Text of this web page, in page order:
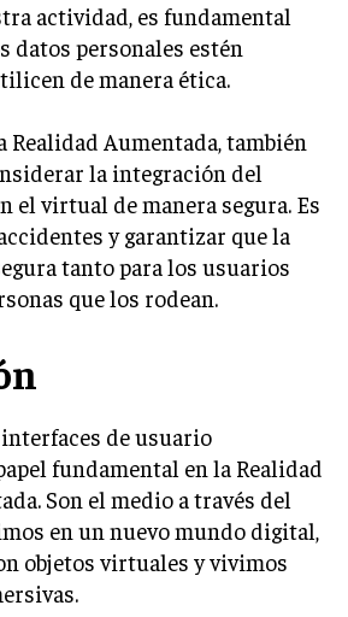
actividad, es fundamental
datos personales estén
de manera ética.
Realidad Aumentada, también
la integración del
el virtual de manera segura. Es
y garantizar que la
tanto para los usuarios
que los rodean.
de usuario
fundamental en la Realidad
Son el medio a través del
en un nuevo mundo digital,
objetos virtuales y vivimos